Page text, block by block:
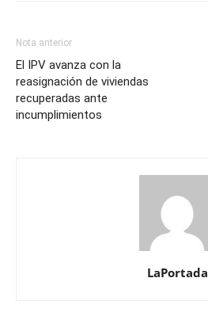
Nota anterior
El IPV avanza con la
reasignación de viviendas
recuperadas ante
incumplimientos
LaPortada